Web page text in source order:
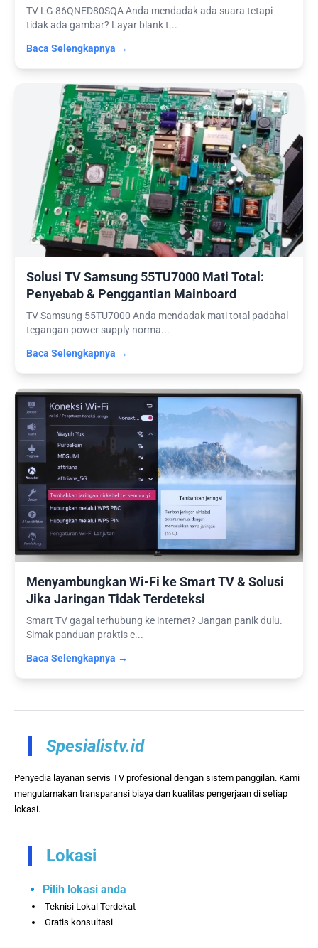
TV LG 86QNED80SQA Anda mendadak ada suara tetapi
tidak ada gambar? Layar blank t...
Baca Selengkapnya →
Solusi TV Samsung 55TU7000 Mati Total:
Penyebab & Penggantian Mainboard
TV Samsung 55TU7000 Anda mendadak mati total padahal
tegangan power supply norma...
Baca Selengkapnya →
Menyambungkan Wi-Fi ke Smart TV & Solusi
Jika Jaringan Tidak Terdeteksi
Smart TV gagal terhubung ke internet? Jangan panik dulu.
Simak panduan praktis c...
Baca Selengkapnya →
Spesialistv.id
Penyedia layanan servis TV profesional dengan sistem panggilan. Kami
mengutamakan transparansi biaya dan kualitas pengerjaan di setiap
lokasi.
Lokasi
Pilih lokasi anda
Teknisi Lokal Terdekat
Gratis konsultasi